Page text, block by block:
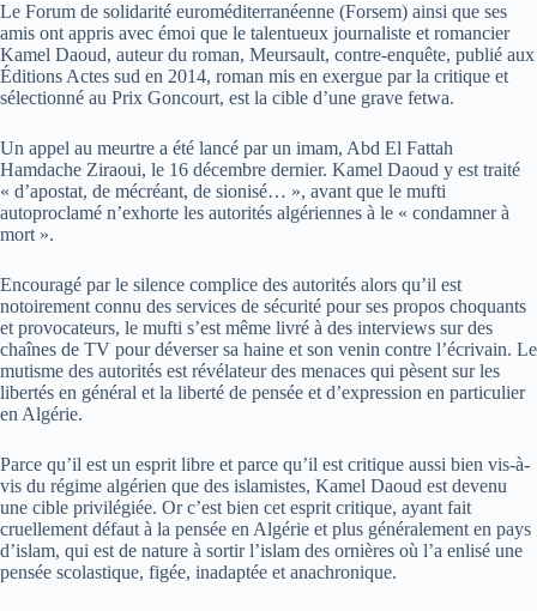
Le Forum de solidarité euroméditerranéenne (Forsem) ainsi que ses
amis ont appris avec émoi que le talentueux journaliste et romancier
Kamel Daoud, auteur du roman, Meursault, contre-enquête, publié aux
Éditions Actes sud en 2014, roman mis en exergue par la critique et
sélectionné au Prix Goncourt, est la cible d’une grave fetwa.
Un appel au meurtre a été lancé par un imam, Abd El Fattah
Hamdache Ziraoui, le 16 décembre dernier. Kamel Daoud y est traité
« d’apostat, de mécréant, de sionisé… », avant que le mufti
autoproclamé n’exhorte les autorités algériennes à le « condamner à
mort ».
Encouragé par le silence complice des autorités alors qu’il est
notoirement connu des services de sécurité pour ses propos choquants
et provocateurs, le mufti s’est même livré à des interviews sur des
chaînes de TV pour déverser sa haine et son venin contre l’écrivain. Le
mutisme des autorités est révélateur des menaces qui pèsent sur les
libertés en général et la liberté de pensée et d’expression en particulier
en Algérie.
Parce qu’il est un esprit libre et parce qu’il est critique aussi bien vis-à-
vis du régime algérien que des islamistes, Kamel Daoud est devenu
une cible privilégiée. Or c’est bien cet esprit critique, ayant fait
cruellement défaut à la pensée en Algérie et plus généralement en pays
d’islam, qui est de nature à sortir l’islam des ornières où l’a enlisé une
pensée scolastique, figée, inadaptée et anachronique.